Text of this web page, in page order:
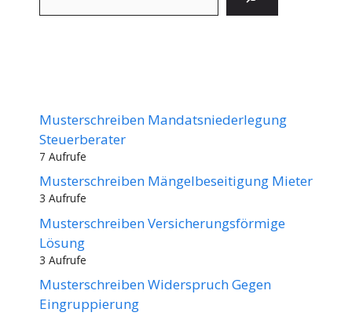
Musterschreiben Mandatsniederlegung
Steuerberater
7 Aufrufe
Musterschreiben Mängelbeseitigung Mieter
3 Aufrufe
Musterschreiben Versicherungsförmige
Lösung
3 Aufrufe
Musterschreiben Widerspruch Gegen
Eingruppierung